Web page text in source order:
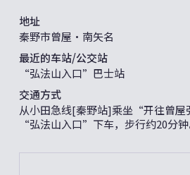
地址
秦野市曾屋・南矢名
最近的车站/公交站
“弘法山入口”巴士站
交通方式
从小田急线[秦野站]乘坐“开往曾
“弘法山入口”下车，步行约20分钟